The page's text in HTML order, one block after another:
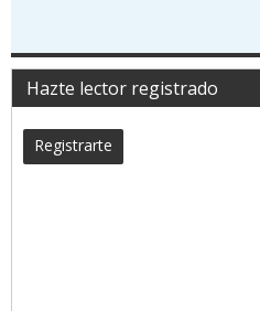
Hazte lector registrado
Registrarte